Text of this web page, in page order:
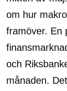
om hur
framöver. En
och
månaden.